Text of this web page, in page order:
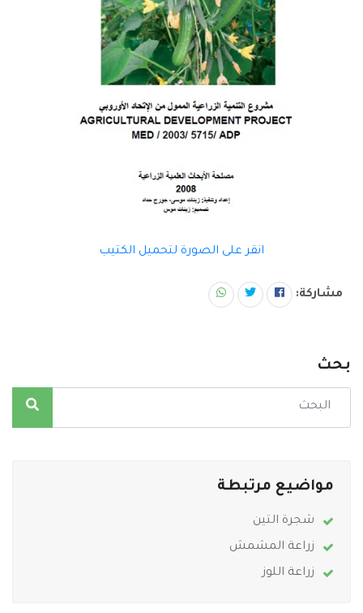
انقر على الصورة لتحميل الكتيب
مشاركة:
بحث
مواضيع مرتبطة
شجرة التين
زراعة المشمش
زراعة اللوز